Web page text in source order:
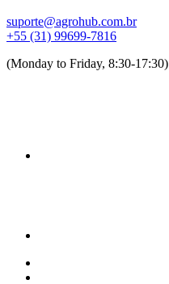
suporte@agrohub.com.br
+55 (31) 99699-7816
(Monday to Friday, 8:30-17:30)